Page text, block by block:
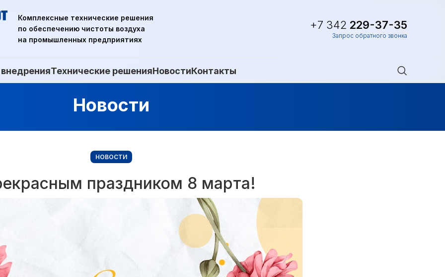
Комплексные технические решения
по обеспечению чистоты воздуха
на промышленных предприятиях
+7 342 229-37-35
Запрос обратного звонка
Технические решенияНовостиКонтакты
Новости
НОВОСТИ
праздником 8 марта!